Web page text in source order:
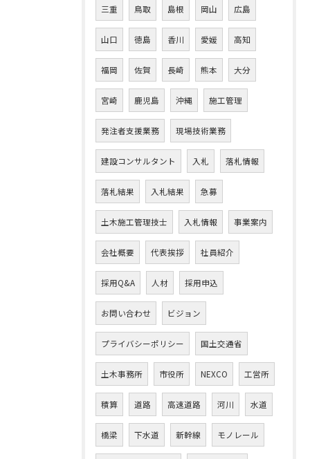
三重 鳥取 島根 岡山 広島
山口 徳島 香川 愛媛 高知
福岡 佐賀 長崎 熊本 大分
宮崎 鹿児島 沖縄 施工管理
発注者支援業務 現場技術業務
建設コンサルタント 入札 落札情報
落札結果 入札結果 急募
土木施工管理技士 入札情報 事業案内
会社概要 代表挨拶 社員紹介
採用Q&A 人材 採用申込
お問い合わせ ビジョン
プライバシーポリシー 国土交通省
土木事務所 市役所 NEXCO 工営所
積算 道路 高速道路 河川 水道
橋梁 下水道 新幹線 モノレール